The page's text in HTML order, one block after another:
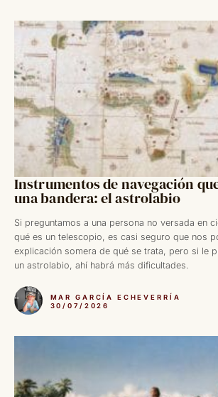
Instrumentos de navegación
una bandera: el astrolabio
Si preguntamos a una persona no versada en
qué es un telescopio, es casi seguro que nos
explicación somera de qué se trata, pero si le
un astrolabio, ahí habrá más dificultades.
MAR GARCÍA ECHEVERRÍA
30/07/2026